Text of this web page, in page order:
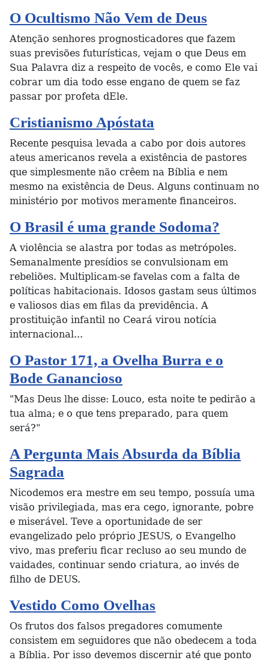
O Ocultismo Não Vem de Deus
Atenção senhores prognosticadores que fazem
suas previsões futurísticas, vejam o que Deus em
Sua Palavra diz a respeito de vocês, e como Ele vai
cobrar um dia todo esse engano de quem se faz
passar por profeta dEle.
Cristianismo Apóstata
Recente pesquisa levada a cabo por dois autores
ateus americanos revela a existência de pastores
que simplesmente não crêem na Bíblia e nem
mesmo na existência de Deus. Alguns continuam no
ministério por motivos meramente financeiros.
O Brasil é uma grande Sodoma?
A violência se alastra por todas as metrópoles.
Semanalmente presídios se convulsionam em
rebeliões. Multiplicam-se favelas com a falta de
políticas habitacionais. Idosos gastam seus últimos
e valiosos dias em filas da previdência. A
prostituição infantil no Ceará virou notícia
internacional...
O Pastor 171, a Ovelha Burra e o
Bode Ganancioso
"Mas Deus lhe disse: Louco, esta noite te pedirão a
tua alma; e o que tens preparado, para quem
será?"
A Pergunta Mais Absurda da Bíblia
Sagrada
Nicodemos era mestre em seu tempo, possuía uma
visão privilegiada, mas era cego, ignorante, pobre
e miserável. Teve a oportunidade de ser
evangelizado pelo próprio JESUS, o Evangelho
vivo, mas preferiu ficar recluso ao seu mundo de
vaidades, continuar sendo criatura, ao invés de
filho de DEUS.
Vestido Como Ovelhas
Os frutos dos falsos pregadores comumente
consistem em seguidores que não obedecem a toda
a Bíblia. Por isso devemos discernir até que ponto